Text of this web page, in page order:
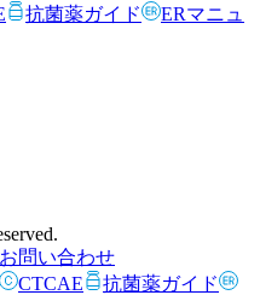
抗菌薬ガイド
ERマニュ
お問い合わせ
CTCAE
抗菌薬ガイド